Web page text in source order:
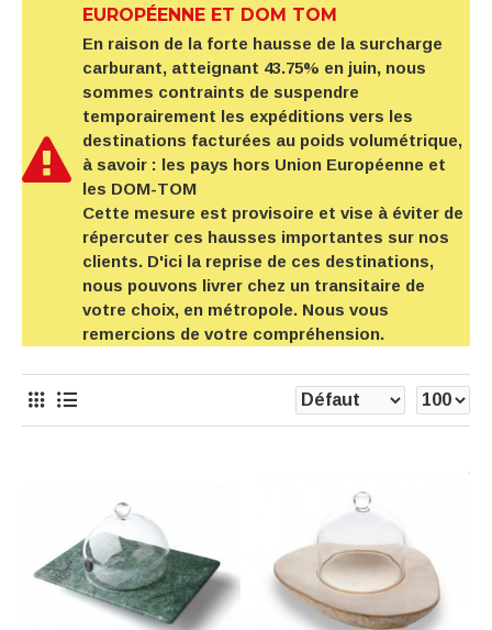
EUROPÉENNE ET DOM TOM
En raison de la forte hausse de la surcharge
carburant, atteignant 43.75% en juin, nous
sommes contraints de suspendre
temporairement les expéditions vers les
destinations facturées au poids volumétrique,
à savoir : les pays hors Union Européenne et
les DOM-TOM
Cette mesure est provisoire et vise à éviter de
répercuter ces hausses importantes sur nos
clients. D'ici la reprise de ces destinations,
nous pouvons livrer chez un transitaire de
votre choix, en métropole. Nous vous
remercions de votre compréhension.